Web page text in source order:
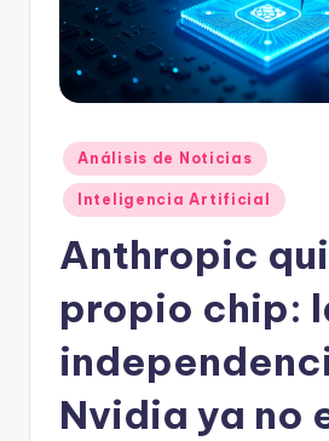
Publicado
en
Análisis de Noticias
Inteligencia Artificial
Anthropic
propio chip:
Nvidia ya no